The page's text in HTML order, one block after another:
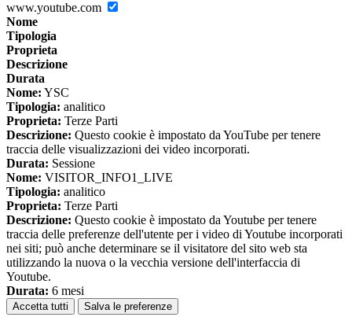
www.youtube.com
Nome
Tipologia
Proprieta
Descrizione
Durata
Nome: YSC
Tipologia: analitico
Proprieta: Terze Parti
Descrizione: Questo cookie è impostato da YouTube per tenere
traccia delle visualizzazioni dei video incorporati.
Durata: Sessione
Nome: VISITOR_INFO1_LIVE
Tipologia: analitico
Proprieta: Terze Parti
Descrizione: Questo cookie è impostato da Youtube per tenere
traccia delle preferenze dell'utente per i video di Youtube incorporati
nei siti; può anche determinare se il visitatore del sito web sta
utilizzando la nuova o la vecchia versione dell'interfaccia di
Youtube.
Durata: 6 mesi
Accetta tutti Salva le preferenze